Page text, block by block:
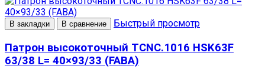
В закладки В сравнение Быстрый просмотр
Патрон высокоточный TCNC.1016 HSK63F
63/38 L= 40×93/33 (FABA)